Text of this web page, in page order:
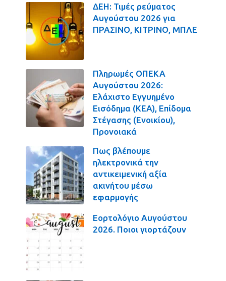
ΔΕΗ: Τιμές ρεύματος
Αυγούστου 2026 για
ΠΡΑΣΙΝΟ, ΚΙΤΡΙΝΟ, ΜΠΛΕ
Πληρωμές ΟΠΕΚΑ
Αυγούστου 2026:
Ελάχιστο Εγγυημένο
Εισόδημα (ΚΕΑ), Επίδομα
Στέγασης (Ενοικίου),
Προνοιακά
Πως βλέπουμε
ηλεκτρονικά την
αντικειμενική αξία
ακινήτου μέσω
εφαρμογής
Εορτολόγιο Αυγούστου
2026. Ποιοι γιορτάζουν